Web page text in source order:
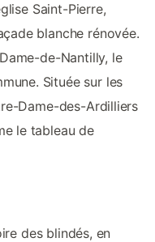
Saint-Pierre,
blanche rénovée.
de-Nantilly, le
Située sur les
Dame-des-Ardilliers
le tableau de
des blindés, en